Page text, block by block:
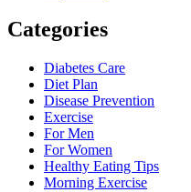
Categories
Diabetes Care
Diet Plan
Disease Prevention
Exercise
For Men
For Women
Healthy Eating Tips
Morning Exercise